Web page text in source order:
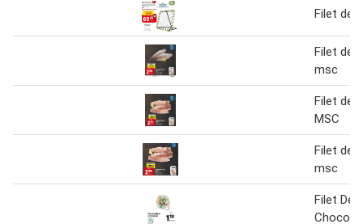
Filet de
Filet de
msc
Filet de
MSC
Filet de
msc
Filet De
Chocolat